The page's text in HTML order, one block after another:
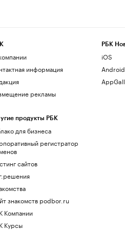
информация
рекламы
продукты РБК
для бизнеса
регистратор
сайтов
знакомств podbor.ru
Компании
Курсы
РБК
iOS
Android